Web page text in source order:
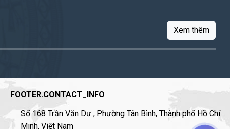
Xem thêm
FOOTER.CONTACT_INFO
Số 168 Trần Văn Dư , Phường Tân Bình, Thành phố Hồ Chí
Minh, Việt Nam